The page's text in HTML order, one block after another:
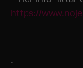
https://
.